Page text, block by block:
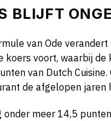
BLIJFT
van Ode
koers voort, waarbij
van Dutch
de afgelopen jaren
onder meer 14,5